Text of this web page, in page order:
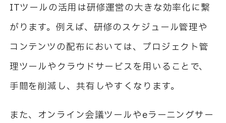
ITツールの活用は研修運営の大きな効率化に繋
がります。例えば、研修のスケジュール管理や
コンテンツの配布においては、プロジェクト管
理ツールやクラウドサービスを用いることで、
手間を削減し、共有しやすくなります。
また、オンライン会議ツールやeラーニングサー